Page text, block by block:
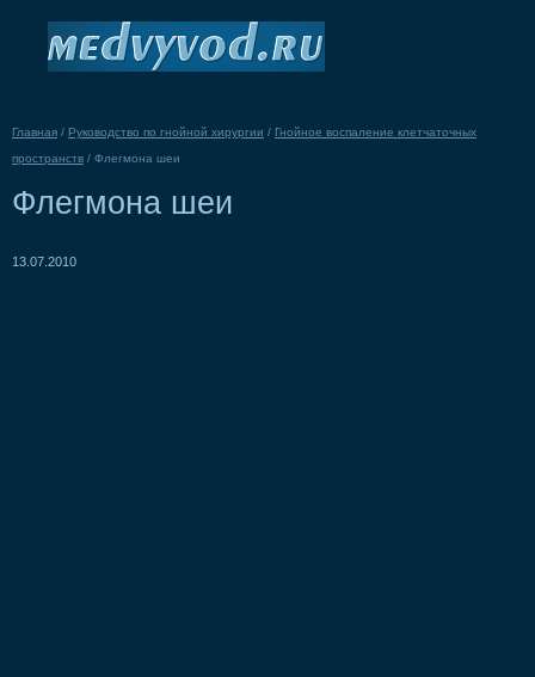
Главная / Руководство по гнойной хирургии / Гнойное воспаление клетчаточных
пространств / Флегмона шеи
Флегмона шеи
13.07.2010